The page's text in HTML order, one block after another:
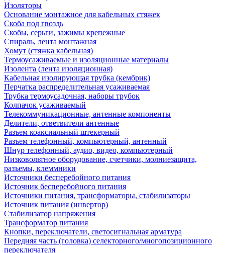
Изоляторы
Основание монтажное для кабельных стяжек
Скоба под гвоздь
Скобы, серьги, зажимы крепежные
Спираль, лента монтажная
Хомут (стяжка кабельная)
Термоусаживаемые и изоляционные материалы
Изолента (лента изоляционная)
Кабельная изолирующая трубка (кембрик)
Перчатка распределительная усаживаемая
Трубка термоусадочная, наборы трубок
Колпачок усаживаемый
Телекоммуникационные, антенные компоненты
Делители, ответвители антенные
Разъем коаксиальный штекерный
Разъем телефонный, компьютерный, антенный
Шнур телефонный, аудио, видео, компьютерный
Низковольтное оборудование, счетчики, молниезащита,
разъемы, клеммники
Источники бесперебойного питания
Источник бесперебойного питания
Источники питания, трансформаторы, стабилизаторы
Источник питания (инвертор)
Стабилизатор напряжения
Трансформатор питания
Кнопки, переключатели, светосигнальная арматура
Передняя часть (головка) селекторного/многопозиционного
переключателя